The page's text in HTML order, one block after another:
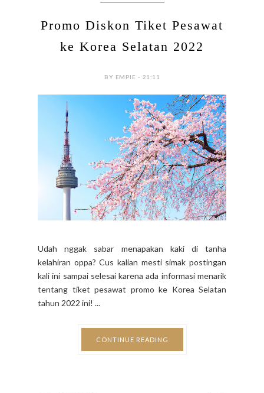
Promo Diskon Tiket Pesawat
ke Korea Selatan 2022
BY EMPIE - 21:11
Udah nggak sabar menapakan kaki di tanha
kelahiran oppa? Cus kalian mesti simak postingan
kali ini sampai selesai karena ada informasi menarik
tentang tiket pesawat promo ke Korea Selatan
tahun 2022 ini! ...
CONTINUE READING